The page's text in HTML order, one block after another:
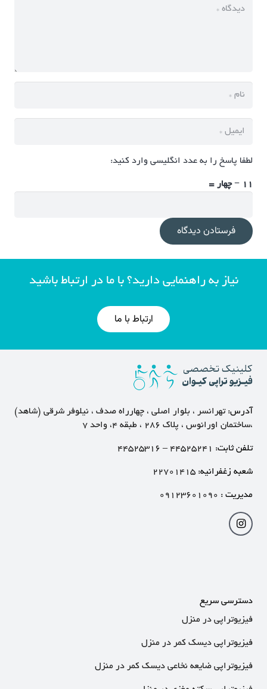
لطفا پاسخ را به عدد انگلیسی وارد کنید:
11 − چهار =
فرستادن دیدگاه
نیاز به راهنمایی دارید؟ با ما در ارتباط باشید
ارتباط با ما
آدرس:تهرانسر ، بلوار اصلی ، چهارراه صدف ، نیلوفر شرقی (شاهد)
،ساختمان اورانوس ، پلاک ۲۸۶ ، طبقه ۴، واحد ۷
تلفن ثابت: ۴۴۵۲۵۲۴۱ – ۴۴۵۲۵۳۱۶
شعبه زغفرانیه: ۲۲۷۰۱۴۱۵
مدیریت : ۰۹۱۲۳۶۰۱۰۹۰
دسترسی سریع
فیزیوتراپی در منزل
فیزیوتراپی دیسک کمر در منزل
فیزیوتراپی ضایعه نخاعی دیسک کمر در منزل